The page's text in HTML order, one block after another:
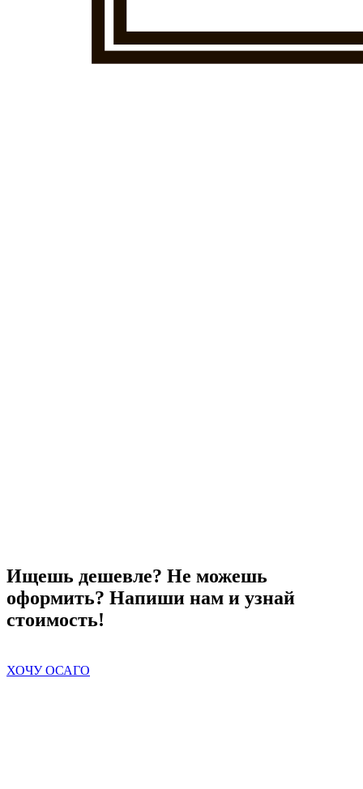
Ищешь дешевле? Не можешь
оформить? Напиши нам и узнай
стоимость!
ХОЧУ ОСАГО